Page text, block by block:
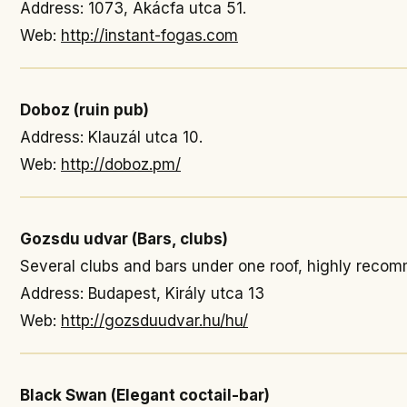
Address: 1073, Akácfa utca 51.
Web: http://instant-fogas.com
Doboz (ruin pub)
Address: Klauzál utca 10.
Web: http://doboz.pm/
Gozsdu udvar (Bars, clubs)
Several clubs and bars under one roof, highly
Address: Budapest, Király utca 13
Web: http://gozsduudvar.hu/hu/
Black Swan (Elegant coctail-bar)